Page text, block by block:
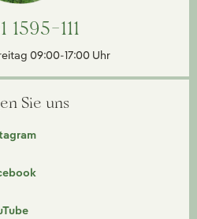
1595-111
09:00-17:00 Uhr
Sie uns